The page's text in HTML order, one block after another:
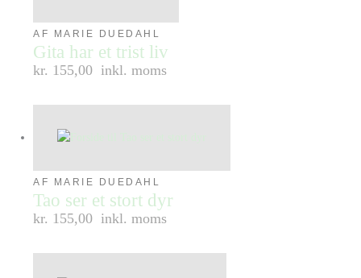
AF MARIE DUEDAHL
Gita har et trist liv
kr. 155,00 inkl. moms
AF MARIE DUEDAHL
Tao ser et stort dyr
kr. 155,00 inkl. moms